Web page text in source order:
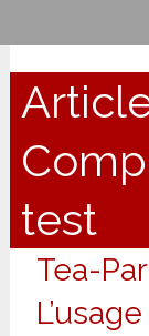
test
Tea-